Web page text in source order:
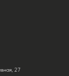
27